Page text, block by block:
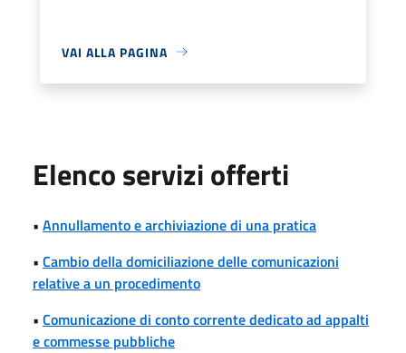
VAI ALLA PAGINA
Elenco servizi offerti
• Annullamento e archiviazione di una pratica
• Cambio della domiciliazione delle comunicazioni
relative a un procedimento
• Comunicazione di conto corrente dedicato ad appalti
e commesse pubbliche